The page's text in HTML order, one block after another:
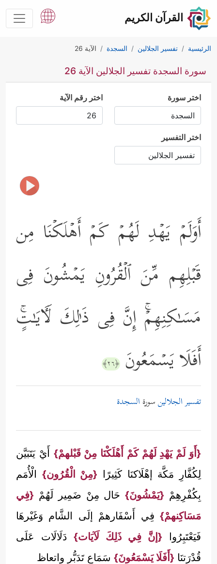
القرآن الكريم
الرئيسية تفسير الجلالين السجدة الآية 26
سورة السجدة تفسير الجلالين الآية 26
اختر سورة اختر رقم الآية
اختر التفسير
أَوَلَمۡ یَهۡدِ لَهُمۡ كَمۡ أَهۡلَكۡنَا مِن
قَبۡلِهِم مِّنَ ٱلۡقُرُونِ یَمۡشُونَ فِی
مَسَـٰكِنِهِمۡۚ إِنَّ فِی ذَ ٰ⁠لِكَ لَـَٔایَـٰتٍۚ
أَفَلَا یَسۡمَعُونَ ﴿٢٦﴾
تفسير الجلالينسورة السجدة
{أَوَ لَمْ يَهْدِ لَهُمْ كَمْ أَهْلَكْنَا مِنْ قَبْلهمْ} أَيْ يَتَبَيَّن
لِكُفَّارِ مَكَّة إهْلَاكنَا كَثِيرًا {مِنْ الْقُرُون} الْأُمَم
بِكُفْرِهِمْ {يَمْشُونَ}حَال مِنْ ضَمِير لَهُمْ {فِي
مَسَاكِنهمْ} فِي أَسْفَارهمْ إلَى الشَّام وَغَيْرهَا
فَيَعْتَبِرُوا {إنَّ فِي ذَلِكَ لَآيَات} دَلَالَات عَلَى
قُدْرَتنَا {أَفَلَا يَسْمَعُونَ} سَمَاع تَدَبُّر واتعاظ